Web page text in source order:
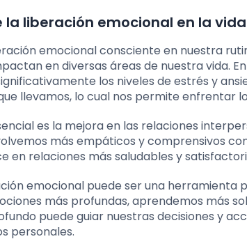
la liberación emocional en la
emocional consciente en nuestra
en diversas áreas de nuestra vida.
los niveles de estrés y
llevamos, lo cual nos permite enfrentar
es la mejora en las relaciones
más empáticos y comprensivos
en relaciones más saludables y
emocional puede ser una
más profundas, aprendemos más
puede guiar nuestras decisiones y
personales.